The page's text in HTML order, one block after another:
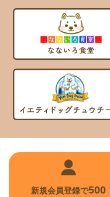
新規会員登録で500